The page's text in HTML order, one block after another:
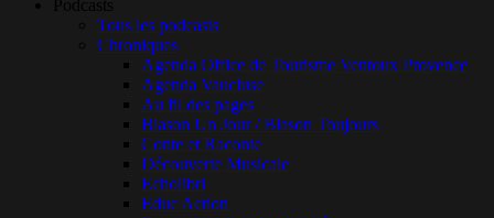
Podcasts
Tous les podcasts
Chroniques
Agenda Office de Tourisme Ventoux Provence
Agenda Vaucluse
Au fil des pages
Blason Un Jour / Blason Toujours
Conte et Raconte
Découverte Musicale
Echolibri
Educ Action